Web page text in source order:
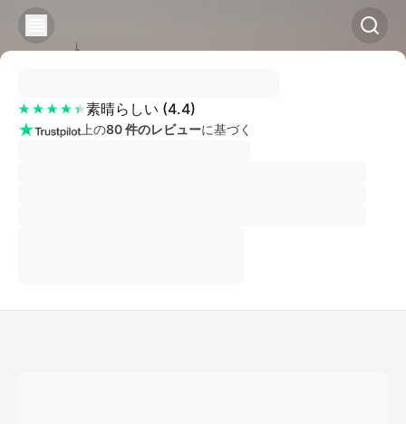
素晴らしい (4.4)
上の80 件のレビューに基づく